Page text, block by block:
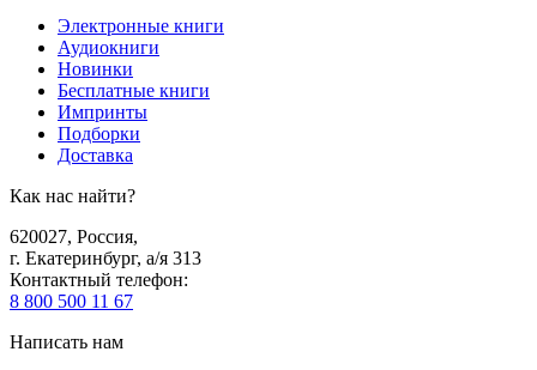
Электронные книги
Аудиокниги
Новинки
Бесплатные книги
Импринты
Подборки
Доставка
Как нас найти?
620027, Россия,
г. Екатеринбург, а/я 313
Контактный телефон:
8 800 500 11 67
Написать нам